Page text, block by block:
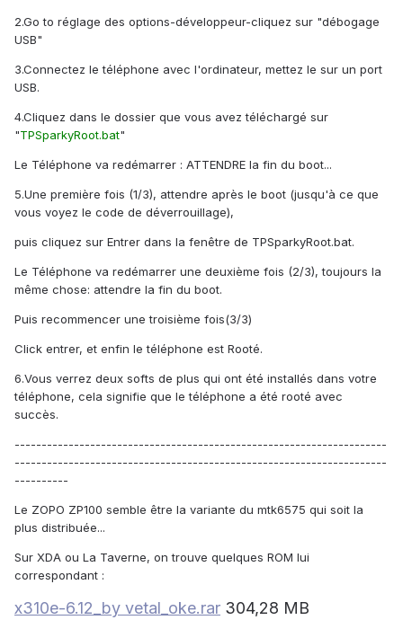
2.Go to réglage des options-développeur-cliquez sur "débogage
USB"
3.Connectez le téléphone avec l'ordinateur, mettez le sur un port
USB.
4.Cliquez dans le dossier que vous avez téléchargé sur
"TPSparkyRoot.bat"
Le Téléphone va redémarrer : ATTENDRE la fin du boot...
5.Une première fois (1/3), attendre après le boot (jusqu'à ce que
vous voyez le code de déverrouillage),
puis cliquez sur Entrer dans la fenêtre de TPSparkyRoot.bat.
Le Téléphone va redémarrer une deuxième fois (2/3), toujours la
même chose: attendre la fin du boot.
Puis recommencer une troisième fois(3/3)
Click entrer, et enfin le téléphone est Rooté.
6.Vous verrez deux softs de plus qui ont été installés dans votre
téléphone, cela signifie que le téléphone a été rooté avec
succès.
---------------------------------------------------------------------
---------------------------------------------------------------------
----------
Le ZOPO ZP100 semble être la variante du mtk6575 qui soit la
plus distribuée...
Sur XDA ou La Taverne, on trouve quelques ROM lui
correspondant :
x310e-6.12_by vetal_oke.rar 304,28 MB